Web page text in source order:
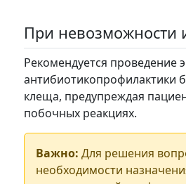
При невозможности
Рекомендуется проведение
антибиотикопрофилактики
клеща, предупреждая
побочных реакциях.
Важно: Для решения
необходимости